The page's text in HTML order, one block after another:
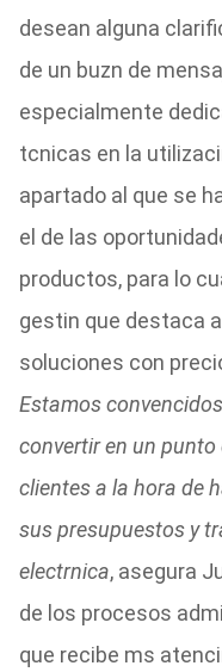
desean alguna
de un buzn de
especialmente
tcnicas en la
apartado al que se
el de las
productos, para lo
gestin que destaca
soluciones con
Estamos
convertir en un
clientes a la hora de
sus presupuestos y
electrnica, asegura
de los procesos
que recibe ms